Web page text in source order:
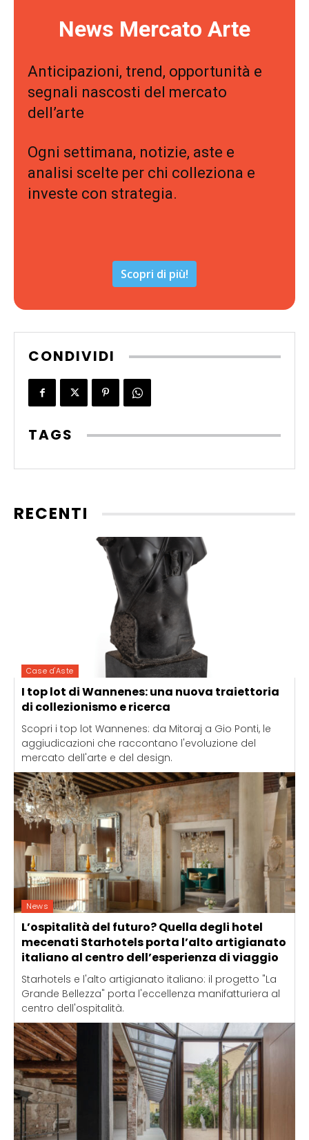
News Mercato Arte
Anticipazioni, trend, opportunità e
segnali nascosti del mercato
dell’arte
Ogni settimana, notizie, aste e
analisi scelte per chi colleziona e
investe con strategia.
Scopri di più!
CONDIVIDI
TAGS
RECENTI
Case d'Aste
I top lot di Wannenes: una nuova traiettoria
di collezionismo e ricerca
Scopri i top lot Wannenes: da Mitoraj a Gio Ponti, le
aggiudicazioni che raccontano l'evoluzione del
mercato dell'arte e del design.
News
L’ospitalità del futuro? Quella degli hotel
mecenati Starhotels porta l’alto artigianato
italiano al centro dell’esperienza di viaggio
Starhotels e l'alto artigianato italiano: il progetto "La
Grande Bellezza" porta l'eccellenza manifatturiera al
centro dell'ospitalità.